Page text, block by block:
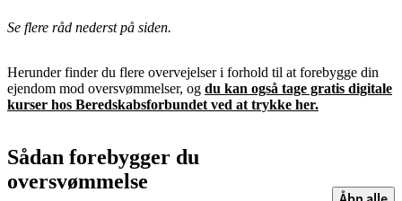
Se flere råd nederst på siden.
Herunder finder du flere overvejelser i forhold til at forebygge din
ejendom mod oversvømmelser, og du kan også tage gratis digitale
kurser hos Beredskabsforbundet ved at trykke her.
Sådan forebygger du
oversvømmelse